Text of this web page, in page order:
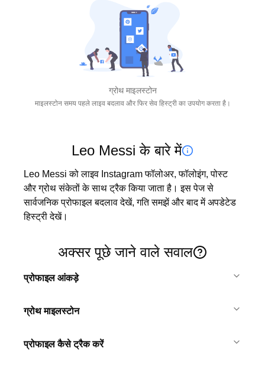
ग्रोथ माइलस्टोन
माइलस्टोन समय पहले लाइव बदलाव और फिर सेव हिस्ट्री का उपयोग करता है।
Leo Messi के बारे में
Leo Messi को लाइव Instagram फॉलोअर, फॉलोइंग, पोस्ट
और ग्रोथ संकेतों के साथ ट्रैक किया जाता है। इस पेज से
सार्वजनिक प्रोफाइल बदलाव देखें, गति समझें और बाद में अपडेटेड
हिस्ट्री देखें।
अक्सर पूछे जाने वाले सवाल
प्रोफाइल आंकड़े
ग्रोथ माइलस्टोन
प्रोफाइल कैसे ट्रैक करें